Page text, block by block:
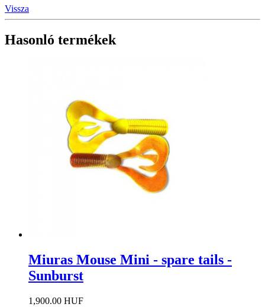
Vissza
Hasonló termékek
Miuras Mouse Mini - spare tails -
Sunburst
1,900.00 HUF